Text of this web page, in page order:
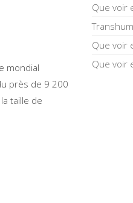
mondial
près de 9 200
taille de
Que voir
Que voir
Que voir